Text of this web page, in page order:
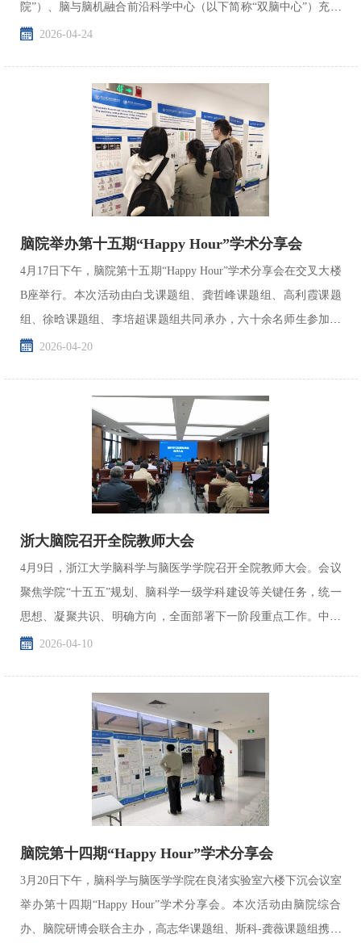
院”）、脑与脑机融合前沿科学中心（以下简称“双脑中心”）充分
发挥院系主体作用，持续深化与伦敦大学学院的实质性合...
2026-04-24
脑院举办第十五期“Happy Hour”学术分享会
4月17日下午，脑院第十五期“Happy Hour”学术分享会在交叉大楼
B座举行。本次活动由白戈课题组、龚哲峰课题组、高利霞课题
组、徐晗课题组、李培超课题组共同承办，六十余名师生参加活
动，活动由研博会成员何龙主持。
2026-04-20
浙大脑院召开全院教师大会
4月9日，浙江大学脑科学与脑医学学院召开全院教师大会。会议
聚焦学院“十五五”规划、脑科学一级学科建设等关键任务，统一
思想、凝聚共识、明确方向，全面部署下一阶段重点工作。中国
科学院院士、脑院院长胡海岚出席会议并讲话，学院党总...
2026-04-10
脑院第十四期“Happy Hour”学术分享会
3月20日下午，脑科学与脑医学学院在良渚实验室六楼下沉会议室
举办第十四期“Happy Hour”学术分享会。本次活动由脑院综合
办、脑院研博会联合主办，高志华课题组、斯科-龚薇课题组携手